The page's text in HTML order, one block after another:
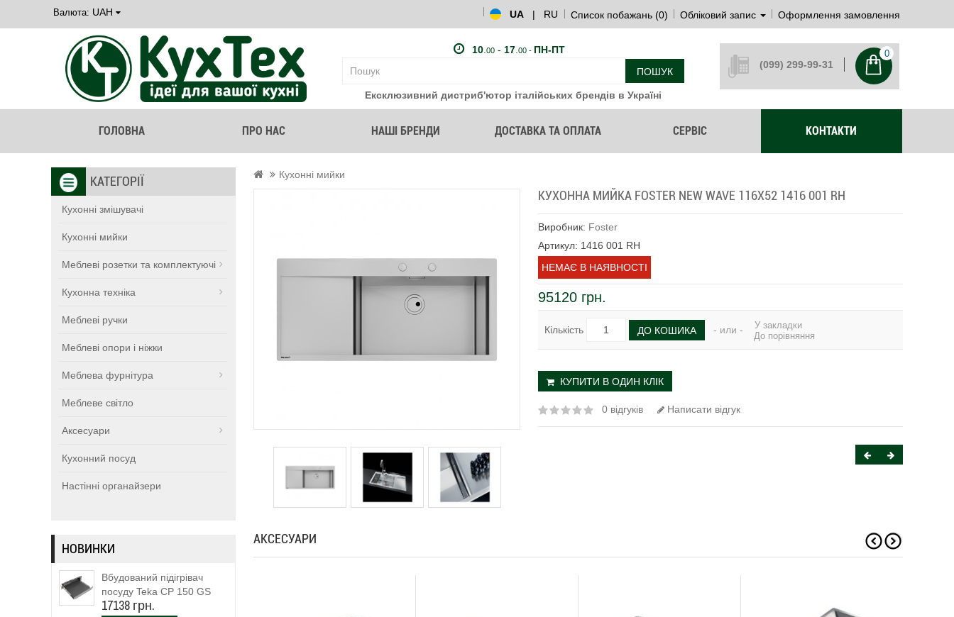
Валюта: UAH UA | RU Список побажань (0) Обліковий запис Оформлення замовлення
10. 00- 17. 00 - ПН-ПТ
ПОШУК
Ексклюзивний дистриб'ютор італійських брендів в Україні
(099) 299-99-31
0
ГОЛОВНА ПРО НАС НАШІ БРЕНДИ ДОСТАВКА ТА ОПЛАТА СЕРВІС КОНТАКТИ
КАТЕГОРІЇ
Кухонні змішувачі
Кухонні мийки
Меблеві розетки та комплектуючі
Кухонна техніка
Меблеві ручки
Меблеві опори і ніжки
Меблева фурнітура
Меблеве світло
Аксесуари
Кухонний посуд
Настінні органайзери
НОВИНКИ
Вбудований підігрівач
посуду Teka CP 150 GS
(111600003)
17138 грн.
Кухонні мийки
КУХОННА МИЙКА FOSTER NEW WAVE 116Х52 1416 001 RH
Виробник: Foster
Артикул: 1416 001 RH
НЕМАЄ В НАЯВНОСТІ
95120 грн.
Кількість ДО КОШИКА - или -
У закладки
До порівняння
КУПИТИ В ОДИН КЛІК
0 відгуків Написати відгук
АКСЕСУАРИ